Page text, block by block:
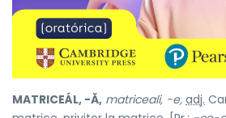
MATRICEÁL, -Ă, matriceali, -e, adj.